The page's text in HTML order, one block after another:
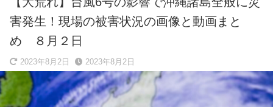
害発生！現場の被害状況の画像と動画まと
め ８月２日
2023年8月2日 2023年8月2日